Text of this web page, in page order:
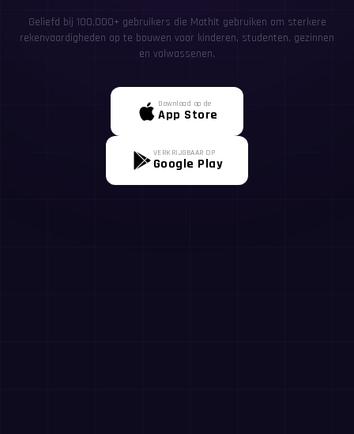
Geliefd bij 100,000+ gebruikers die MathIt gebruiken om sterkere
rekenvaardigheden op te bouwen voor kinderen, studenten, gezinnen
en volwassenen.
Download op de
App Store
VERKRIJGBAAR OP
Google Play